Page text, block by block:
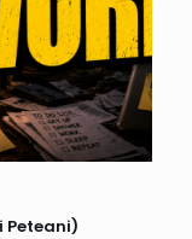
Peteani)